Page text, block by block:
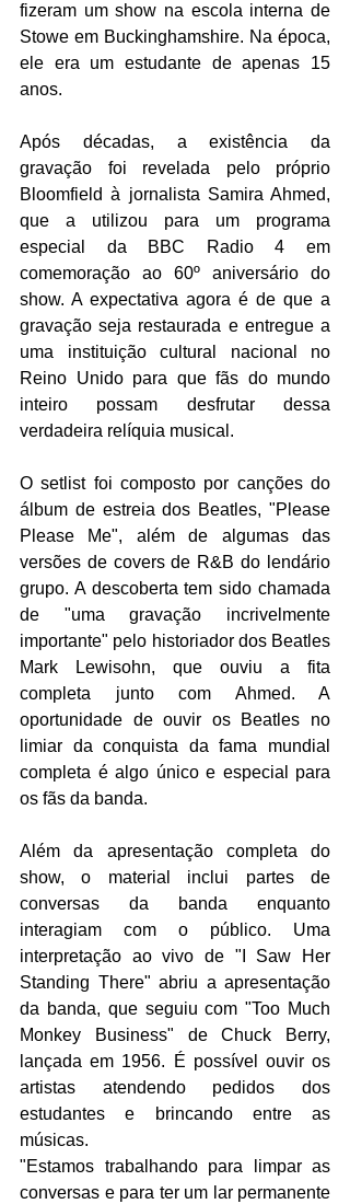
fizeram um show na escola interna de
Stowe em Buckinghamshire. Na época,
ele era um estudante de apenas 15
anos.
Após décadas, a existência da
gravação foi revelada pelo próprio
Bloomfield à jornalista Samira Ahmed,
que a utilizou para um programa
especial da BBC Radio 4 em
comemoração ao 60º aniversário do
show. A expectativa agora é de que a
gravação seja restaurada e entregue a
uma instituição cultural nacional no
Reino Unido para que fãs do mundo
inteiro possam desfrutar dessa
verdadeira relíquia musical.
O setlist foi composto por canções do
álbum de estreia dos Beatles, "Please
Please Me", além de algumas das
versões de covers de R&B do lendário
grupo. A descoberta tem sido chamada
de "uma gravação incrivelmente
importante" pelo historiador dos Beatles
Mark Lewisohn, que ouviu a fita
completa junto com Ahmed. A
oportunidade de ouvir os Beatles no
limiar da conquista da fama mundial
completa é algo único e especial para
os fãs da banda.
Além da apresentação completa do
show, o material inclui partes de
conversas da banda enquanto
interagiam com o público. Uma
interpretação ao vivo de "I Saw Her
Standing There" abriu a apresentação
da banda, que seguiu com "Too Much
Monkey Business" de Chuck Berry,
lançada em 1956. É possível ouvir os
artistas atendendo pedidos dos
estudantes e brincando entre as
músicas.
"Estamos trabalhando para limpar as
conversas e para ter um lar permanente